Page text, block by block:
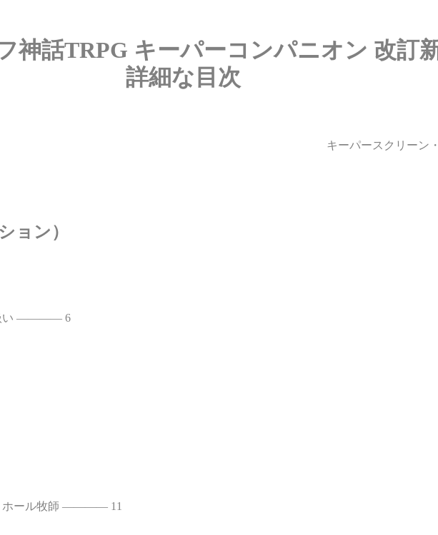
神話TRPG キーパーコンパニオン 改訂
詳細な目次
キーパースクリーン
ョン）
扱い ―――― 6
ホール牧師 ―――― 11